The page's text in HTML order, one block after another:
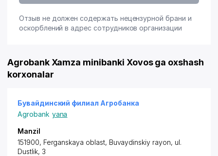
Отзыв не должен содержать нецензурной брани и
оскорблений в адрес сотрудников организации
Agrobank Xamza minibanki Xovos ga oxshash
korxonalar
Бувайдинский филиал Агробанка
Agrobank yana
Manzil
151900, Ferganskaya oblast, Buvaydinskiy rayon, ul.
Dustlik, 3